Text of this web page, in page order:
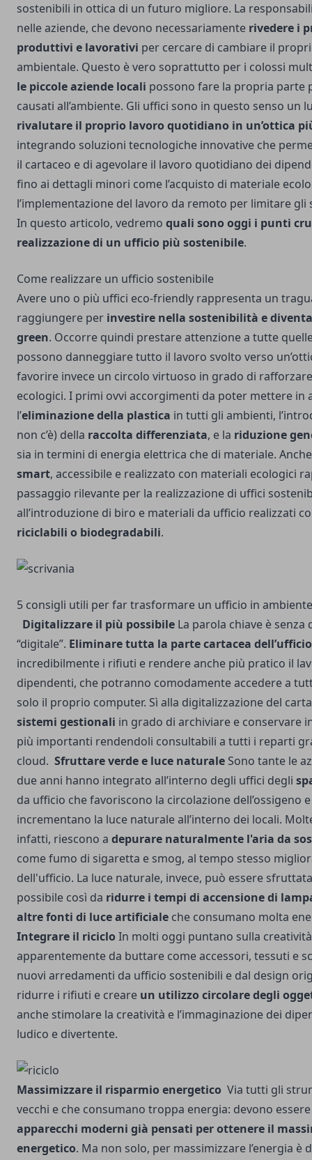
sostenibili in ottica di un futuro migliore. La
nelle aziende, che devono necessariamente rivedere i
produttivi e lavorativi per cercare di cambiare il
ambientale. Questo è vero soprattutto per i colossi
le piccole aziende locali possono fare la propria parte
causati all’ambiente. Gli uffici sono in questo senso un
rivalutare il proprio lavoro quotidiano in un’ottica
integrando soluzioni tecnologiche innovative che
il cartaceo e di agevolare il lavoro quotidiano dei
fino ai dettagli minori come l’acquisto di materiale
l’implementazione del lavoro da remoto per limitare
In questo articolo, vedremo quali sono oggi i punti
realizzazione di un ufficio più sostenibile.
Come realizzare un ufficio sostenibile
Avere uno o più uffici eco-friendly rappresenta un
raggiungere per investire nella sostenibilità e
green. Occorre quindi prestare attenzione a tutte
possono danneggiare tutto il lavoro svolto verso
favorire invece un circolo virtuoso in grado di
ecologici. I primi ovvi accorgimenti da poter mettere in
l’eliminazione della plastica in tutti gli ambienti,
non c’è) della raccolta differenziata, e la riduzione
sia in termini di energia elettrica che di materiale. Anche
smart, accessibile e realizzato con materiali ecologici
passaggio rilevante per la realizzazione di uffici
all’introduzione di biro e materiali da ufficio realizzati
riciclabili o biodegradabili.
5 consigli utili per far trasformare un ufficio in
Digitalizzare il più possibile La parola chiave è
“digitale”. Eliminare tutta la parte cartacea dell’ufficio
incredibilmente i rifiuti e rendere anche più pratico il
dipendenti, che potranno comodamente accedere a
solo il proprio computer. Sì alla digitalizzazione del
sistemi gestionali in grado di archiviare e conservare
più importanti rendendoli consultabili a tutti i reparti
cloud. Sfruttare verde e luce naturale Sono tante le
due anni hanno integrato all’interno degli uffici degli
da ufficio che favoriscono la circolazione dell’ossigeno
incrementano la luce naturale all’interno dei locali.
infatti, riescono a depurare naturalmente l'aria da
come fumo di sigaretta e smog, al tempo stesso
dell'ufficio. La luce naturale, invece, può essere
possibile così da ridurre i tempi di accensione di
altre fonti di luce artificiale che consumano molta
Integrare il riciclo In molti oggi puntano sulla
apparentemente da buttare come accessori, tessuti e
nuovi arredamenti da ufficio sostenibili e dal design
ridurre i rifiuti e creare un utilizzo circolare degli
anche stimolare la creatività e l’immaginazione dei
ludico e divertente.
Massimizzare il risparmio energetico Via tutti gli
vecchi e che consumano troppa energia: devono
apparecchi moderni già pensati per ottenere il
energetico. Ma non solo, per massimizzare l’energia è